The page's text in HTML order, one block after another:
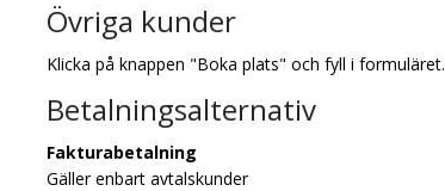
Övriga kunder
Klicka på knappen "Boka plats" och fyll i formuläret.
Betalningsalternativ
Fakturabetalning
Gäller enbart avtalskunder